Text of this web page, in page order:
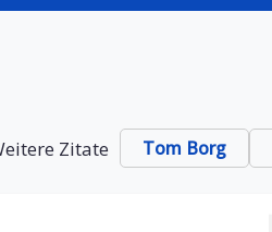
Zitate Tom Borg